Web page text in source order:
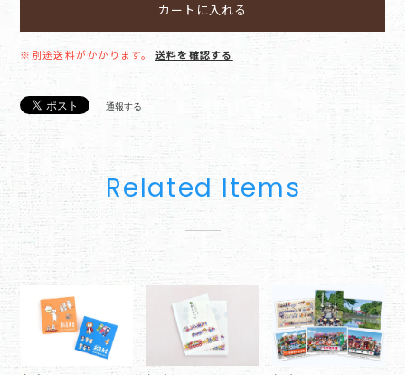
カートに入れる
※別途送料がかかります。 送料を確認する
通報する
Related Items